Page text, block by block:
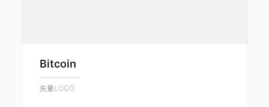
Bitcoin
矢量LOGO